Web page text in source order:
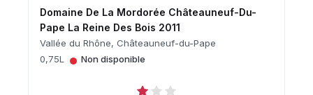
Domaine De La Mordorée Châteauneuf-Du-
Pape La Reine Des Bois 2011
Vallée du Rhône, Châteauneuf-du-Pape
0,75L
• Non disponible